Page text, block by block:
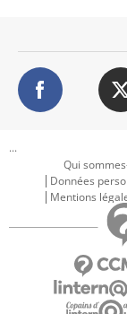
...
Qui
Données
Mentions